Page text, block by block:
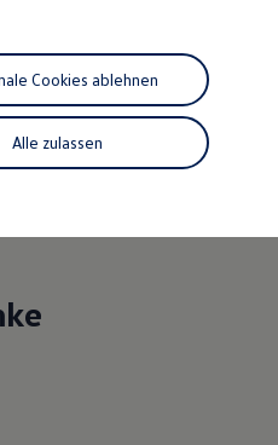
Checks
Alle zulassen
Cookies ablehnen